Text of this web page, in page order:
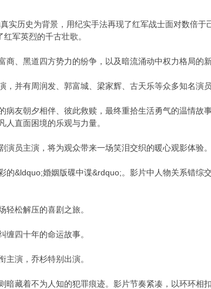
历史为背景，用纪实手法再现了红军战士面对数倍于
军英烈的千古壮歌。
、黑道四方势力的纷争，以及暗流涌动中权力格局的新
并有周润发、郭富城、梁家辉、古天乐等众多知名演员
友朝夕相伴、彼此救赎，最终重拾生活勇气的温情故
直面困境的乐观与力量。
员主演，将为观众带来一场笑泪交织的暖心观影体验。
&ldquo;婚姻版碟中谍&rdquo;。影片中人物关系错综
松解压的喜剧之旅。
四十年的命运故事。
演，乔杉特别出演。
藏着不为人知的犯罪痕迹。影片节奏紧凑，以环环相